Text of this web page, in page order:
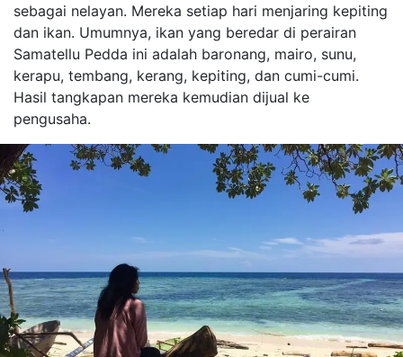
sebagai nelayan. Mereka setiap hari menjaring kepiting
dan ikan. Umumnya, ikan yang beredar di perairan
Samatellu Pedda ini adalah baronang, mairo, sunu,
kerapu, tembang, kerang, kepiting, dan cumi-cumi.
Hasil tangkapan mereka kemudian dijual ke
pengusaha.